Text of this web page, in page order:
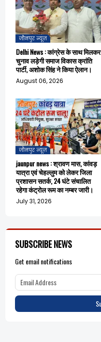
जौनपुर न्यूज़
Delhi News : कांग्रेस के साथ मिलकर
चुनाव लड़ेगी समाज विकास क्रांति
पार्टी, अशोक सिंह ने किया ऐलान।
August 06, 2026
जौनपुर न्यूज़
jaunpur news : श्रावण मास, कांवड़
यात्रा एवं चेहल्लुम को लेकर जिला
प्रशासन सतर्क, 24 घंटे संचालित
रहेगा कंट्रोल रूम का नम्बर जारी।
July 31, 2026
SUBSCRIBE NEWS
Get email notifications